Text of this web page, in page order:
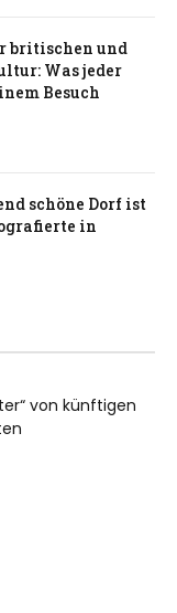
britischen und
Was jeder
Besuch
schöne Dorf ist
in